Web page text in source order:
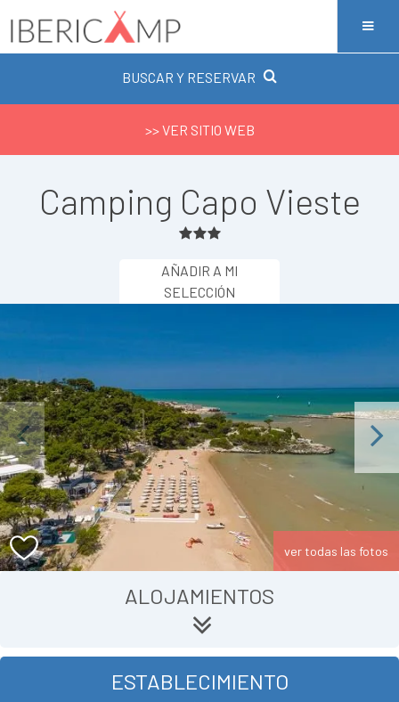
BUSCAR Y RESERVAR
>> VER SITIO WEB
Camping Capo Vieste
AÑADIR A MI
SELECCIÓN
Next
ver todas las fotos
ALOJAMIENTOS
ESTABLECIMIENTO